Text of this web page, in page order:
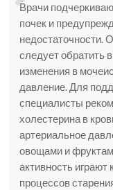
Врачи
почек и
недостаточности.
следует обратить
изменения в
давление. Для
специалисты
холестерина в
артериальное
овощами и
активность
процессов